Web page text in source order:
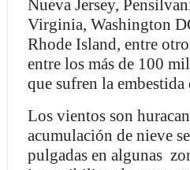
Nueva Jersey,
Virginia, Washington
Rhode Island, entre
entre los más de 100
que sufren la
Los vientos son
acumulación de nieve
pulgadas en algunas